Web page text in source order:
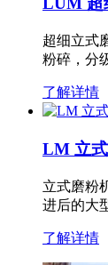
超细立式
粉碎，分
了解详情
LM 立
立式磨粉
进后的大
了解详情